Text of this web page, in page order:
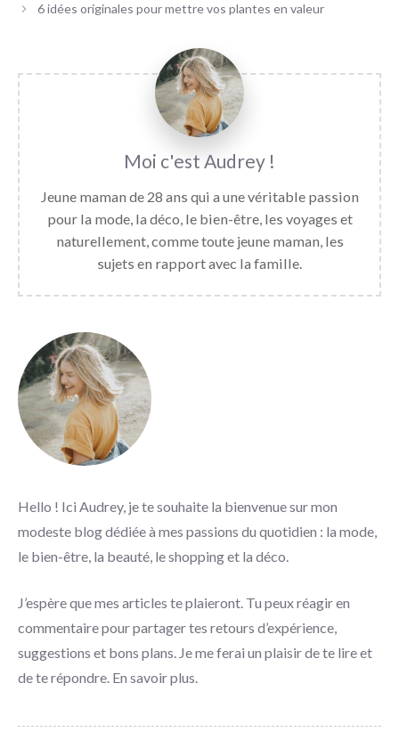
6 idées originales pour mettre vos plantes en valeur
Audrey
Jeune maman de 28 ans qui a une véritable passion
pour la mode, la déco, le bien-être, les voyages et
naturellement, comme toute jeune maman, les
sujets en rapport avec la famille.
Hello ! Ici Audrey, je te souhaite la bienvenue sur mon
modeste blog dédiée à mes passions du quotidien : la mode,
le bien-être, la beauté, le shopping et la déco.
J’espère que mes articles te plaieront. Tu peux réagir en
commentaire pour partager tes retours d’expérience,
suggestions et bons plans. Je me ferai un plaisir de te lire et
de te répondre. En savoir plus.